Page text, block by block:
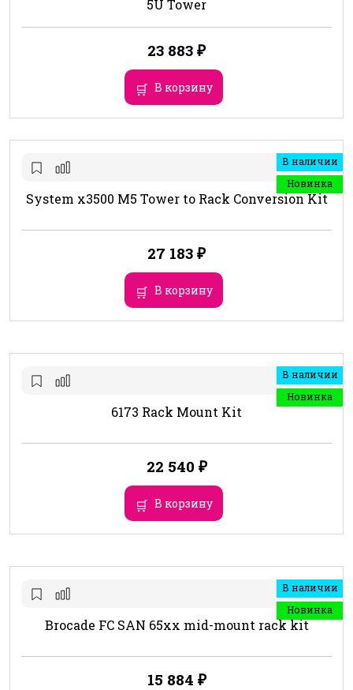
5U Tower
23 883 ₽
В корзину
В наличии
Новинка
System x3500 M5 Tower to Rack Conversion Kit
27 183 ₽
В корзину
В наличии
Новинка
6173 Rack Mount Kit
22 540 ₽
В корзину
В наличии
Новинка
Brocade FC SAN 65xx mid-mount rack kit
15 884 ₽